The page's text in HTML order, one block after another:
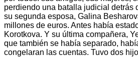
perdiendo una batalla judicial detrás
su segunda esposa, Galina
millones de euros. Antes había
Korotkova. Y su última compañera,
que también se había separado,
congelaran las cuentas. Tuvo dos